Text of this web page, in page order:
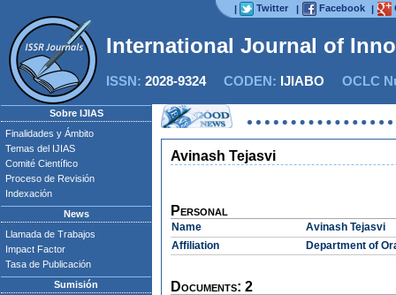
| Twitter | Facebook |
International Journal of
ISSN: 2028-9324CODEN: IJIABO OCLC
Sobre IJIAS
Finalidades y Ámbito
Temas del IJIAS
Comité Científico
Proceso de Revisión
Indexación
News
Llamada de Trabajos
Impact Factor
Tasa de Publicación
Sumisión
Avinash Tejasvi
Personal
Name
Avinash Tejasvi
Affiliation
Department of
Documents: 2